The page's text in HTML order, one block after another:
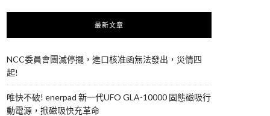
最新文章
NCC委員會團滅停擺，進口核准函無法發出，災情四
起!
唯快不破! enerpad 新一代UFO GLA-10000 固態磁吸行
動電源，掀磁吸快充革命